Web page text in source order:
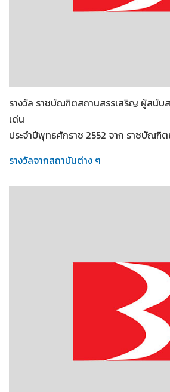
2553
รางวัล ราชบัณฑิตสถานสรรเสริญ ผู้สนับ
เด่น
ประจำปีพุทธศักราช 2552 จาก ราชบัณฑิ
รางวัลจากสถาบันต่าง ๆ